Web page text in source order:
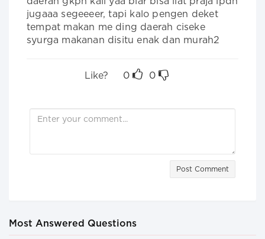
jugaaa segeeeer, tapi kalo pengen deket
tempat makan me ding daerah ciseke
syurga makanan disitu enak dan murah2
Like? 0 0
Post Comment
Most Answered Questions